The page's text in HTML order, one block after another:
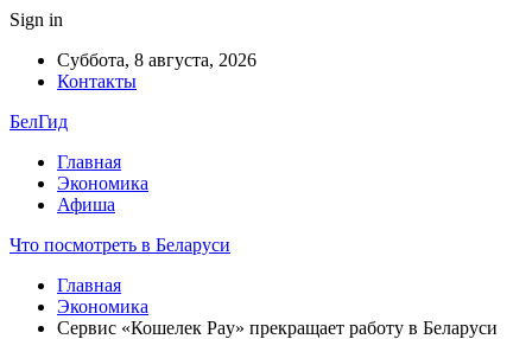
Sign in
Суббота, 8 августа, 2026
Контакты
БелГид
Главная
Экономика
Афиша
Что посмотреть в Беларуси
Главная
Экономика
Сервис «Кошелек Pay» прекращает работу в Беларуси